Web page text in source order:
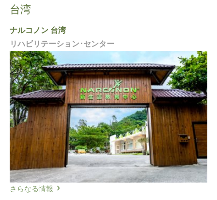
台湾
ナルコノン 台湾
リハビリテーション･センター
さらなる情報